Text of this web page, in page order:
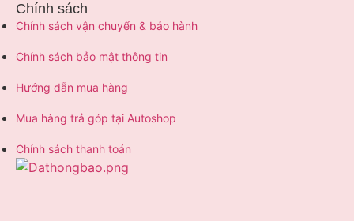
Chính sách
Chính sách vận chuyển & bảo hành
Chính sách bảo mật thông tin
Hướng dẫn mua hàng
Mua hàng trả góp tại Autoshop
Chính sách thanh toán